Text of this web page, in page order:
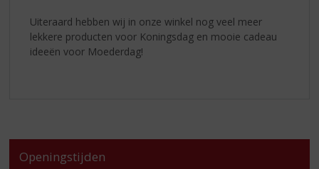
Uiteraard hebben wij in onze winkel nog veel meer
lekkere producten voor Koningsdag en mooie cadeau
ideeën voor Moederdag!
Openingstijden